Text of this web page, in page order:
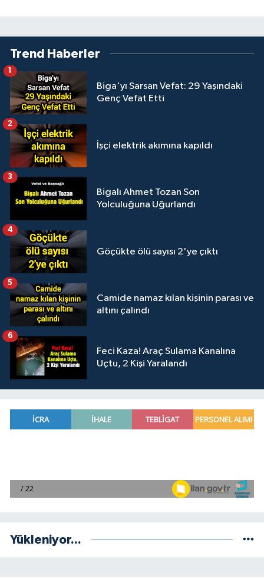
Trend Haberler
Biga'yı Sarsan Vefat: 29 Yaşındaki
Genç Vefat Etti
1
İşçi elektrik akımına kapıldı
2
Bigalı Ahmet Tozan Son
Yolculuğuna Uğurlandı
3
Göçükte ölü sayısı 2'ye çıktı
4
Camide namaz kılan kişinin parası ve
altını çalındı
5
Feci Kaza! Araç Sulama Kanalına
Uçtu, 2 Kişi Yaralandı
6
Yükleniyor...